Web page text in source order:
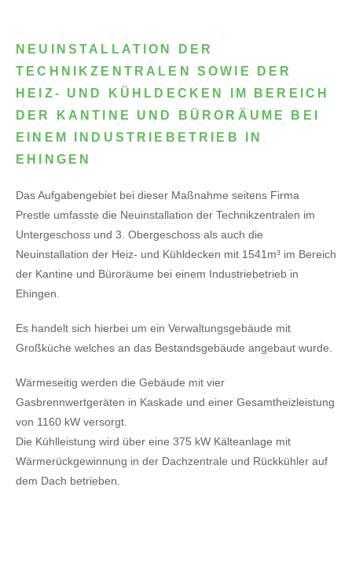
NEUINSTALLATION DER
TECHNIKZENTRALEN SOWIE DER
HEIZ- UND KÜHLDECKEN IM BEREICH
DER KANTINE UND BÜRORÄUME BEI
EINEM INDUSTRIEBETRIEB IN
EHINGEN
Das Aufgabengebiet bei dieser Maßnahme seitens Firma
Prestle umfasste die Neuinstallation der Technikzentralen im
Untergeschoss und 3. Obergeschoss als auch die
Neuinstallation der Heiz- und Kühldecken mit 1541m³ im Bereich
der Kantine und Büroräume bei einem Industriebetrieb in
Ehingen.
Es handelt sich hierbei um ein Verwaltungsgebäude mit
Großküche welches an das Bestandsgebäude angebaut wurde.
Wärmeseitig werden die Gebäude mit vier
Gasbrennwertgeräten in Kaskade und einer Gesamtheizleistung
von 1160 kW versorgt.
Die Kühlleistung wird über eine 375 kW Kälteanlage mit
Wärmerückgewinnung in der Dachzentrale und Rückkühler auf
dem Dach betrieben.